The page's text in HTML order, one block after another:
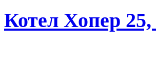
Котел Хопер